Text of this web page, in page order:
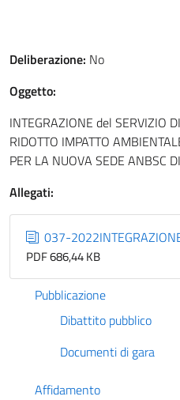
Deliberazione: No
Oggetto:
INTEGRAZIONE del SERVIZIO
RIDOTTO IMPATTO
PER LA NUOVA SEDE ANBSC
Allegati:
037-
PDF 686,44 KB
Pubblicazione
Dibattito pubblico
Documenti di gara
Affidamento